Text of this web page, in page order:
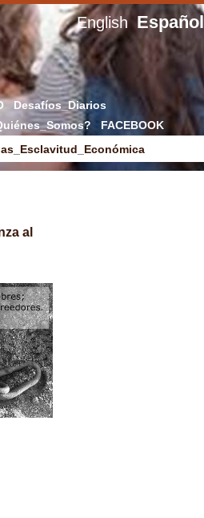
English Español
Desafíos_Diarios
FACEBOOK
al